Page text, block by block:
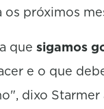
próximos
que sigamos
e o que
dixo Starmer